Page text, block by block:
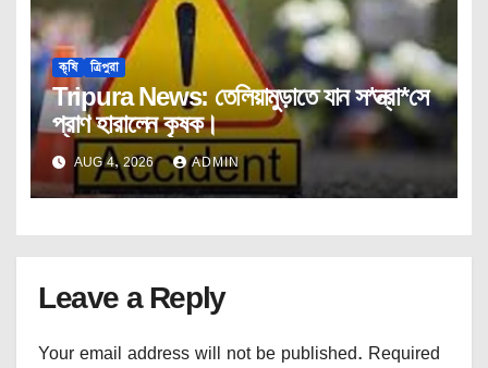
কৃষি ত্রিপুরা
Tripura News: তেলিয়ামুড়াতে যান স*ন্ত্রা*সে
প্রাণ হারালেন কৃষক।
AUG 4, 2026 ADMIN
Leave a Reply
Your email address will not be published. Required